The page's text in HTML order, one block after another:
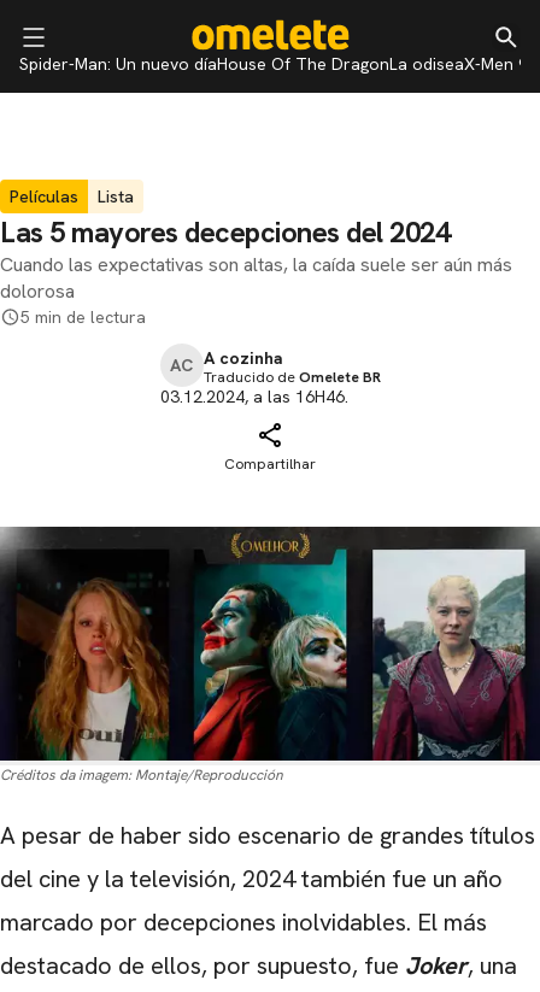
Spider-Man: Un nuevo díaHouse Of The DragonLa odiseaX-Men 97
Películas Lista
Las 5 mayores decepciones del 2024
Cuando las expectativas son altas, la caída suele ser aún más
dolorosa
5 min de lectura
AC A cozinha
Traducido deOmelete BR
03.12.2024, a las 16H46.
Compartilhar
Créditos da imagem: Montaje/Reproducción
A pesar de haber sido escenario de grandes títulos
del cine y la televisión, 2024 también fue un año
marcado por decepciones inolvidables. El más
destacado de ellos, por supuesto, fue Joker, una